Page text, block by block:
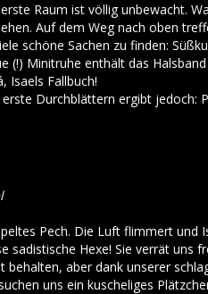
Raum ist völlig unbewacht.
Auf dem Weg nach oben
schöne Sachen zu finden:
(!) Minitruhe enthält das
Isaels Fallbuch!
erste Durchblättern ergibt jedoch:
Pech. Die Luft flimmert und
sadistische Hexe! Sie verrät uns
behalten, aber dank unserer
uns ein kuscheliges